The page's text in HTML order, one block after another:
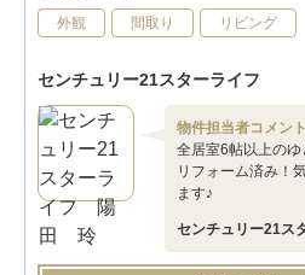
外観 間取り リビング
センチュリー21スターライフ
物件担当者コメント
全居室6帖以上の
リフォーム済み！
ます♪
センチュリー21